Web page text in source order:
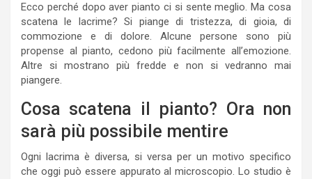
Ecco perché dopo aver pianto ci si sente meglio. Ma cosa
scatena le lacrime? Si piange di tristezza, di gioia, di
commozione e di dolore. Alcune persone sono più
propense al pianto, cedono più facilmente all’emozione.
Altre si mostrano più fredde e non si vedranno mai
piangere.
Cosa scatena il pianto? Ora non
sarà più possibile mentire
Ogni lacrima è diversa, si versa per un motivo specifico
che oggi può essere appurato al microscopio. Lo studio è